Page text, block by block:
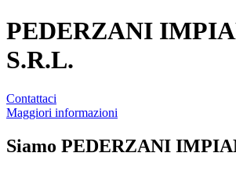
PEDERZANI
S.R.L.
Contattaci
Maggiori informazioni
Siamo PEDERZANI